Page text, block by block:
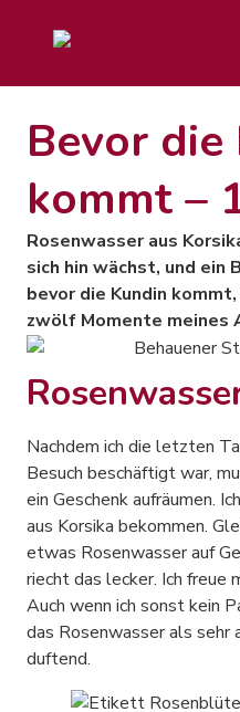
Bevor die
kommt –
Rosenwasser aus
sich hin wächst, und ein
bevor die Kundin
zwölf Momente meines
Nachdem ich die letzten
Besuch beschäftigt war,
ein Geschenk aufräumen.
aus Korsika bekommen.
etwas Rosenwasser auf
riecht das lecker. Ich freue
Auch wenn ich sonst kein
das Rosenwasser als sehr
duftend.